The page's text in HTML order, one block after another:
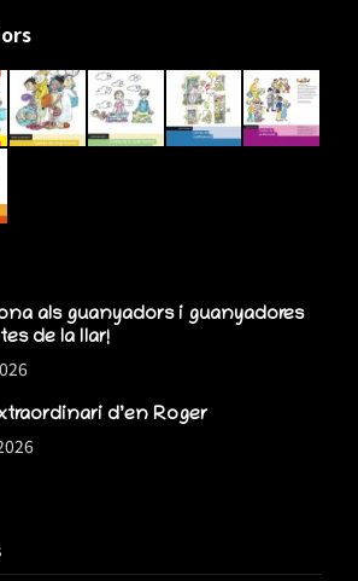
als guanyadors i guanyadores
de la llar!
d’en Roger